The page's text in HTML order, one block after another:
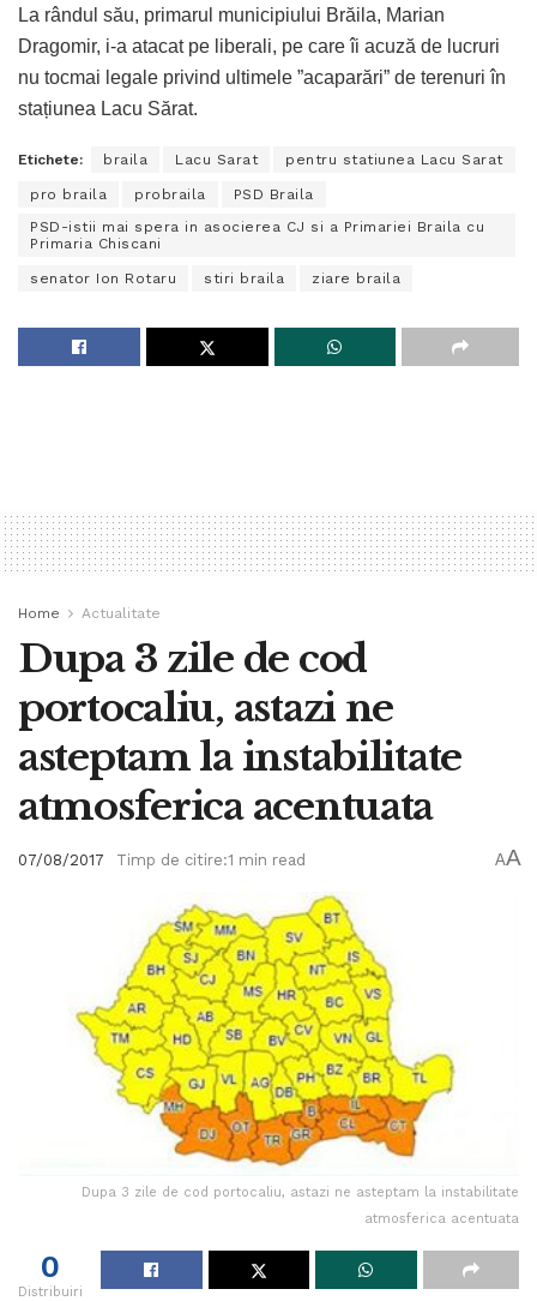
La rândul său, primarul municipiului Brăila, Marian
Dragomir, i-a atacat pe liberali, pe care îi acuză de lucruri
nu tocmai legale privind ultimele ”acaparări” de terenuri în
stațiunea Lacu Sărat.
Etichete: braila Lacu Sarat pentru statiunea Lacu Sarat
pro braila probraila
PSD Braila
PSD-istii mai spera in asocierea CJ si a Primariei Braila cu
Primaria Chiscani
senator Ion Rotaru stiri braila ziare braila
Home Actualitate
Dupa 3 zile de cod
portocaliu, astazi ne
asteptam la instabilitate
atmosferica acentuata
07/08/2017 Timp de citire:1 min read AA
Dupa 3 zile de cod portocaliu, astazi ne asteptam la instabilitate
atmosferica acentuata
0
Distribuiri